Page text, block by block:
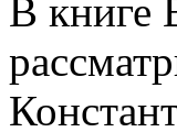
В книге